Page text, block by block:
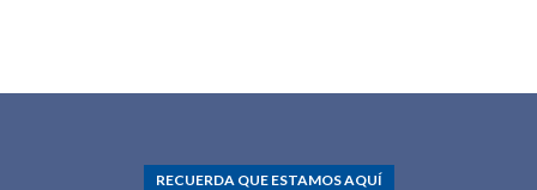
RECUERDA QUE ESTAMOS AQUÍ